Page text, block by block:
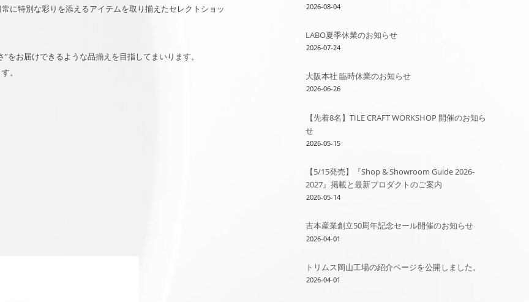
に特別な彩りを添えるアイテムを取り揃えたセレクトショッ
お届けできるような品揃えを目指してまいります。
。
2026-08-04
LABO夏季休業のお知らせ
2026-07-24
大阪本社 臨時休業のお知らせ
2026-06-26
【先着8名】TILE CRAFT WORKSHOP 開催のお知ら
せ
2026-05-15
【5/15発売】『Shop & Showroom Guide 2026-
2027』掲載と最新プロダクトのご案内
2026-05-14
吉本産業創立50周年記念セール開催のお知らせ
2026-04-01
トリムス岡山工場の紹介ページを公開しました。
2026-04-01